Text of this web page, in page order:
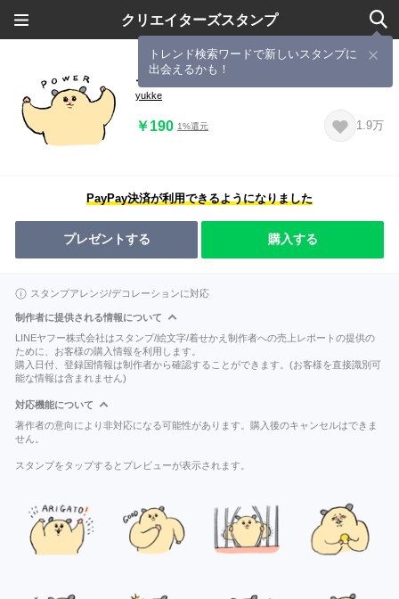
クリエイターズスタンプ
トレンド検索ワードで新しいスタンプに
出会えるかも！
ムキムキのハムちゃん
yukke
￥190 1%還元 1.9万
PayPay決済が利用できるようになりました
プレゼントする 購入する
スタンプアレンジ/デコレーションに対応
制作者に提供される情報について
LINEヤフー株式会社はスタンプ/絵文字/着せかえ制作者への売上レポートの提供の
ために、お客様の購入情報を利用します。
購入日付、登録国情報は制作者から確認することができます。(お客様を直接識別可
能な情報は含まれません)
対応機能について
著作者の意向により非対応になる可能性があります。購入後のキャンセルはできま
せん。
スタンプをタップするとプレビューが表示されます。